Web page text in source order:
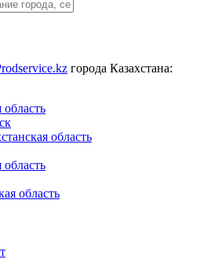
города Казахстана:
область
область
область